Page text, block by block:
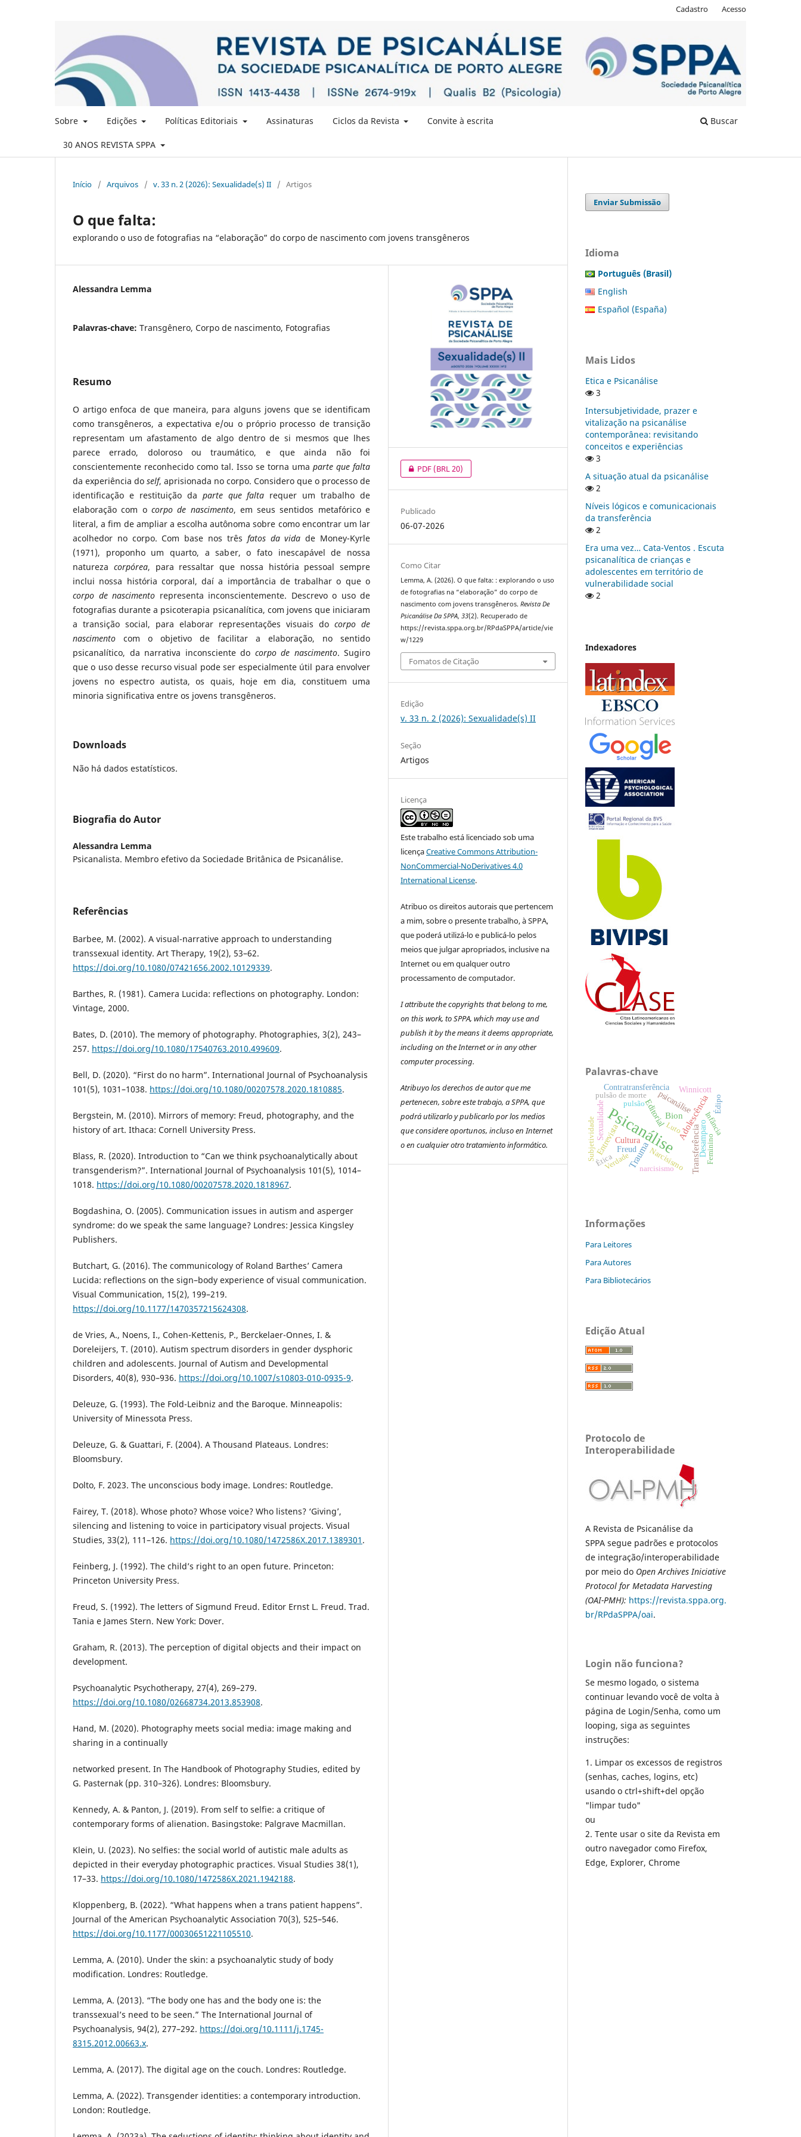
Sobre Edições Políticas Editoriais Assinaturas Ciclos da Revista Convite à escrita
30 ANOS REVISTA SPPA
Buscar
Cadastro Acesso
Início / Arquivos / v. 33 n. 2 (2026): Sexualidade(s) II / Artigos
O que falta:
explorando o uso de fotografias na “elaboração” do corpo de nascimento com jovens transgêneros
Alessandra Lemma
Palavras-chave: Transgênero, Corpo de nascimento, Fotografias
Resumo
O artigo enfoca de que maneira, para alguns jovens que se identificam
como transgêneros, a expectativa e/ou o próprio processo de transição
representam um afastamento de algo dentro de si mesmos que lhes
parece errado, doloroso ou traumático, e que ainda não foi
conscientemente reconhecido como tal. Isso se torna uma parte que falta
da experiência do self, aprisionada no corpo. Considero que o processo de
identificação e restituição da parte que falta requer um trabalho de
elaboração com o corpo de nascimento, em seus sentidos metafórico e
literal, a fim de ampliar a escolha autônoma sobre como encontrar um lar
acolhedor no corpo. Com base nos três fatos da vida de Money-Kyrle
(1971), proponho um quarto, a saber, o fato inescapável de nossa
natureza corpórea, para ressaltar que nossa história pessoal sempre
inclui nossa história corporal, daí a importância de trabalhar o que o
corpo de nascimento representa inconscientemente. Descrevo o uso de
fotografias durante a psicoterapia psicanalítica, com jovens que iniciaram
a transição social, para elaborar representações visuais do corpo de
nascimento com o objetivo de facilitar a elaboração, no sentido
psicanalítico, da narrativa inconsciente do corpo de nascimento. Sugiro
que o uso desse recurso visual pode ser especialmente útil para envolver
jovens no espectro autista, os quais, hoje em dia, constituem uma
minoria significativa entre os jovens transgêneros.
Downloads
Não há dados estatísticos.
Biografia do Autor
Alessandra Lemma
Psicanalista. Membro efetivo da Sociedade Britânica de Psicanálise.
Referências
Barbee, M. (2002). A visual-narrative approach to understanding
transsexual identity. Art Therapy, 19(2), 53–62.
https://doi.org/10.1080/07421656.2002.10129339.
Barthes, R. (1981). Camera Lucida: reflections on photography. London:
Vintage, 2000.
Bates, D. (2010). The memory of photography. Photographies, 3(2), 243–
257. https://doi.org/10.1080/17540763.2010.499609.
Bell, D. (2020). “First do no harm”. International Journal of Psychoanalysis
101(5), 1031–1038. https://doi.org/10.1080/00207578.2020.1810885.
Bergstein, M. (2010). Mirrors of memory: Freud, photography, and the
history of art. Ithaca: Cornell University Press.
Blass, R. (2020). Introduction to “Can we think psychoanalytically about
transgenderism?”. International Journal of Psychoanalysis 101(5), 1014–
1018. https://doi.org/10.1080/00207578.2020.1818967.
Bogdashina, O. (2005). Communication issues in autism and asperger
syndrome: do we speak the same language? Londres: Jessica Kingsley
Publishers.
Butchart, G. (2016). The communicology of Roland Barthes’ Camera
Lucida: reflections on the sign–body experience of visual communication.
Visual Communication, 15(2), 199–219.
https://doi.org/10.1177/1470357215624308.
de Vries, A., Noens, I., Cohen-Kettenis, P., Berckelaer-Onnes, I. &
Doreleijers, T. (2010). Autism spectrum disorders in gender dysphoric
children and adolescents. Journal of Autism and Developmental
Disorders, 40(8), 930–936. https://doi.org/10.1007/s10803-010-0935-9.
Deleuze, G. (1993). The Fold-Leibniz and the Baroque. Minneapolis:
University of Minessota Press.
Deleuze, G. & Guattari, F. (2004). A Thousand Plateaus. Londres:
Bloomsbury.
Dolto, F. 2023. The unconscious body image. Londres: Routledge.
Fairey, T. (2018). Whose photo? Whose voice? Who listens? ‘Giving’,
silencing and listening to voice in participatory visual projects. Visual
Studies, 33(2), 111–126. https://doi.org/10.1080/1472586X.2017.1389301 .
Feinberg, J. (1992). The child’s right to an open future. Princeton:
Princeton University Press.
Freud, S. (1992). The letters of Sigmund Freud. Editor Ernst L. Freud. Trad.
Tania e James Stern. New York: Dover.
Graham, R. (2013). The perception of digital objects and their impact on
development.
Psychoanalytic Psychotherapy, 27(4), 269–279.
https://doi.org/10.1080/02668734.2013.853908.
Hand, M. (2020). Photography meets social media: image making and
sharing in a continually
networked present. In The Handbook of Photography Studies, edited by
G. Pasternak (pp. 310–326). Londres: Bloomsbury.
Kennedy, A. & Panton, J. (2019). From self to selfie: a critique of
contemporary forms of alienation. Basingstoke: Palgrave Macmillan.
Klein, U. (2023). No selfies: the social world of autistic male adults as
depicted in their everyday photographic practices. Visual Studies 38(1),
17–33. https://doi.org/10.1080/1472586X.2021.1942188.
Kloppenberg, B. (2022). “What happens when a trans patient happens”.
Journal of the American Psychoanalytic Association 70(3), 525–546.
https://doi.org/10.1177/00030651221105510.
Lemma, A. (2010). Under the skin: a psychoanalytic study of body
modification. Londres: Routledge.
Lemma, A. (2013). “The body one has and the body one is: the
transsexual’s need to be seen.” The International Journal of
Psychoanalysis, 94(2), 277–292. https://doi.org/10.1111/j.1745-
8315.2012.00663.x.
Lemma, A. (2017). The digital age on the couch. Londres: Routledge.
Lemma, A. (2022). Transgender identities: a contemporary introduction.
London: Routledge.
PDF(BRL 20)
Publicado
06-07-2026
Como Citar
Lemma, A. (2026). O que falta: : explorando o uso
de fotografias na “elaboração” do corpo de
nascimento com jovens transgêneros.Revista De
Psicanálise Da SPPA,33(2). Recuperado de
https://revista.sppa.org.br/RPdaSPPA/article/vie
w/1229
Fomatos de Citação
Edição
v. 33 n. 2 (2026): Sexualidade(s) II
Seção
Artigos
Licença
Este trabalho está licenciado sob uma
licençaCreative Commons Attribution-
NonCommercial-NoDerivatives 4.0
International License.
Atribuo os direitos autorais que pertencem
a mim, sobre o presente trabalho, à SPPA,
que poderá utilizá-lo e publicá-lo pelos
meios que julgar apropriados, inclusive na
Internet ou em qualquer outro
processamento de computador.
I attribute the copyrights that belong to me,
on this work, to SPPA, which may use and
publish it by the means it deems appropriate,
including on the Internet or in any other
computer processing.
Atribuyo los derechos de autor que me
pertenecen, sobre este trabajo, a SPPA, que
podrá utilizarlo y publicarlo por los medios
que considere oportunos, incluso en Internet
o en cualquier otro tratamiento informático.
Enviar Submissão
Idioma
Português (Brasil)
English
Español (España)
Mais Lidos
Etica e Psicanálise
3
Intersubjetividade, prazer e
vitalização na psicanálise
contemporânea: revisitando
conceitos e experiências
3
A situação atual da psicanálise
2
Níveis lógicos e comunicacionais
da transferência
2
Era uma vez… Cata-Ventos . Escuta
psicanalítica de crianças e
adolescentes em território de
vulnerabilidade social
2
Indexadores
Palavras-chave
Psicanálise
Trauma
Adolescência
Transferência
Bion
psicanálise
Contratransferência
EntrevistaCultura
Editorial
Freud Narcisismo
Winnicott
Desamparo
Sexualidade Infância
pulsão
pulsão de morte
Subjetividade Feminino
narcisismo
Verdade
Édipo
Luto
Ética
Informações
Para Leitores
Para Autores
Para Bibliotecários
Edição Atual
Protocolo de
Interoperabilidade
A Revista de Psicanálise da
SPPA segue padrões e protocolos
de integração/interoperabilidade
por meio do Open Archives Iniciative
Protocol for Metadata Harvesting
(OAI-PMH): https://revista.sppa.org.
br/RPdaSPPA/oai.
Login não funciona?
Se mesmo logado, o sistema
continuar levando você de volta à
página de Login/Senha, como um
looping, siga as seguintes
instruções:
1. Limpar os excessos de registros
(senhas, caches, logins, etc)
usando o ctrl+shift+del opção
"limpar tudo"
ou
2. Tente usar o site da Revista em
outro navegador como Firefox,
Edge, Explorer, Chrome